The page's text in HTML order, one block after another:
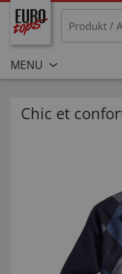
MENU
Chic et